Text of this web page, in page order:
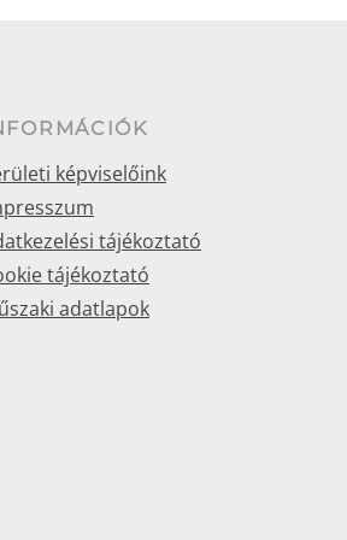
képviselőink
tájékoztató
tájékoztató
adatlapok